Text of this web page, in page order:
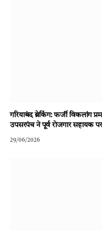
गरियाबंद ब्रेकिंग: फर्जी विकलांग
उपसरपंच ने पूर्व रोजगार सहायक
29/06/2026